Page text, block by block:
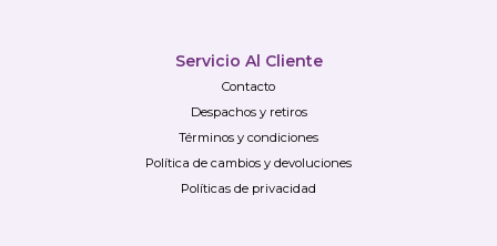
Servicio Al Cliente
Contacto
Despachos y retiros
Términos y condiciones
Política de cambios y devoluciones
Políticas de privacidad